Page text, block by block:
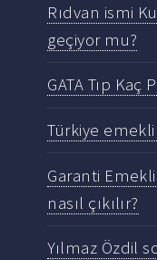
Rıdvan ismi
geçiyor mu?
GATA Tıp Kaç
Türkiye
Garanti
nasıl çıkılır?
Yılmaz Özdil